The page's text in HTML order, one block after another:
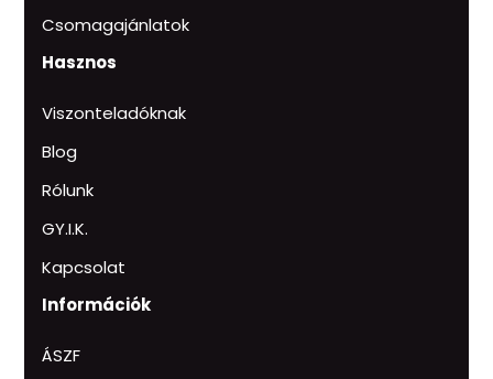
Csomagajánlatok
Hasznos
Viszonteladóknak
Blog
Rólunk
GY.I.K.
Kapcsolat
Információk
ÁSZF